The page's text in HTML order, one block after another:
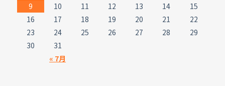
« 7月
9
10 11 12 13 14
15
16
17 18 19 20 21
22
23
24 25 26 27 28
29
30
31